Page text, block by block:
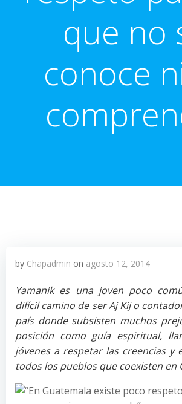
que no
conoce
by Chapadmin on agosto 12, 2014
Yamanik es una joven poco
difícil camino de ser Aj Kij o
país donde subsisten muchos
posición como guía espiritual,
jóvenes a respetar las creencias y
todos los pueblos que coexisten en